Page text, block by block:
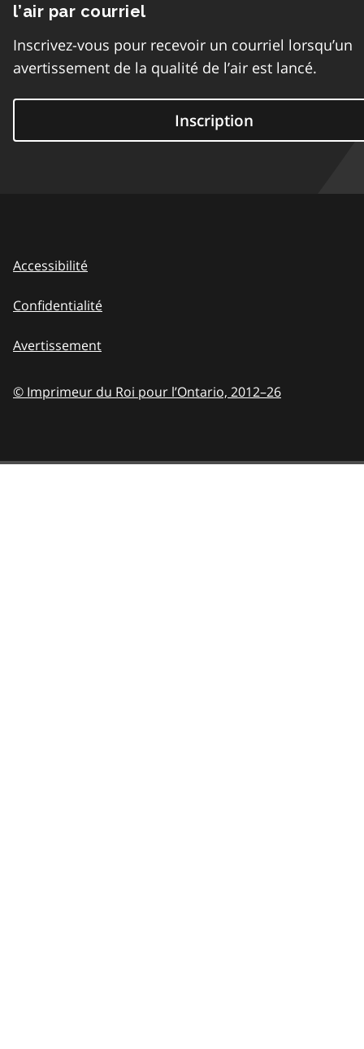
l’air par courriel
Inscrivez-vous pour recevoir un courriel lorsqu’un
avertissement de la qualité de l’air est lancé.
Inscription
Accessibilité
Confidentialité
Avertissement
© Imprimeur du Roi pour l’Ontario, 2012–26